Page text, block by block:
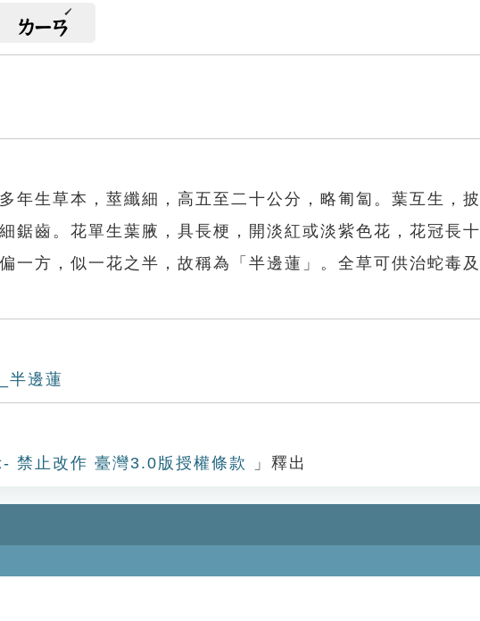
ㄌㄧㄢ
年生草本，莖纖細，高五至二十公分，略匍匐。葉互生，
鋸齒。花單生葉腋，具長梗，開淡紅或淡紫色花，花冠長
一方，似一花之半，故稱為「半邊蓮」。全草可供治蛇毒
半邊蓮
禁止改作 臺灣3.0版授權條款 」釋出